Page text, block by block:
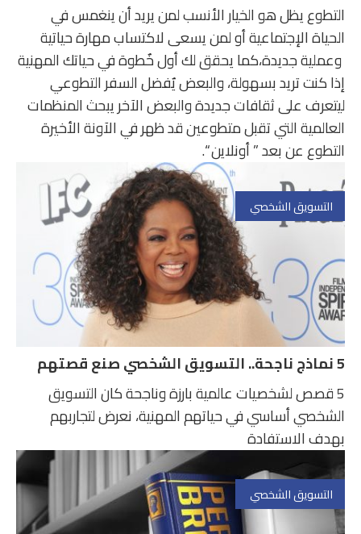
التطوع يظل هو الخيار الأنسب لمن يريد أن ينغمس في
الحياة الإجتماعية أو لمن يسعى لاكتساب مهارة حياتية
وعملية جديدة،كما يحقق لك أول خٌطوة في حياتك المهنية
إذا كنت تريد بسهولة، والبعض يٌفضل السفر التطوعي
ليتعرف على ثقافات جديدة والبعض الآخر يبحث المنظمات
العالمية التي تقبل متطوعين قد ظهر في الآونة الأخيرة
التطوع عن بعد ” أونلاين “.
التسويق الشخصي
5 نماذج ناجحة.. التسويق الشخصي صنع قصتهم
5 قصص لشخصيات عالمية بارزة وناجحة كان التسويق
الشخصي أساسي في حياتهم المهنية، نعرض لتجاربهم
بهدف الاستفادة
التسويق الشخصي